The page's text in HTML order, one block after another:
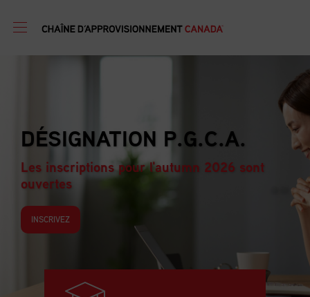
P.G.C.A.
l'autumn 2026 sont
Les inscriptions